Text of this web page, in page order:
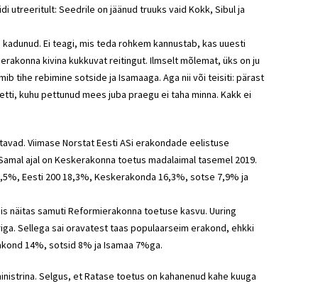
utreeritult: Seedrile on jäänud truuks vaid Kokk, Sibul ja
Ei teagi, mis teda rohkem kannustab, kas uuesti
kivina kukkuvat reitingut. Ilmselt mõlemat, üks on ju
tihe rebimine sotside ja Isamaaga. Aga nii või teisiti: pärast
kuhu pettunud mees juba praegu ei taha minna. Kakk ei
Viimase Norstat Eesti ASi erakondade eelistuse
ajal on Keskerakonna toetus madalaimal tasemel 2019.
Eesti 200 18,3%, Keskerakonda 16,3%, sotse 7,9% ja
näitas samuti Reformierakonna toetuse kasvu. Uuring
Sellega sai oravatest taas populaarseim erakond, ehkki
14%, sotsid 8% ja Isamaa 7%ga.
Selgus, et Ratase toetus on kahanenud kahe kuuga